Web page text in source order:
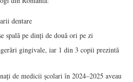
dentare
spală pe dinți de două ori pe zi
gingivale, iar 1 din 3 copii prezintă
de medicii școlari în 2024–2025 aveau